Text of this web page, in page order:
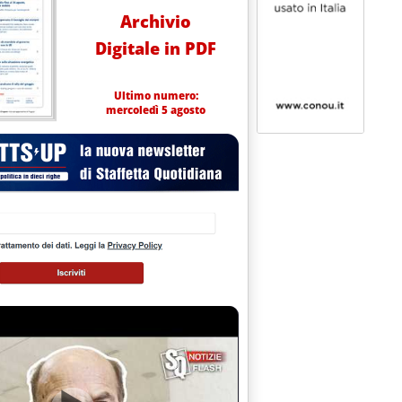
Archivio
Digitale in PDF
Ultimo numero:
mercoledì 5 agosto